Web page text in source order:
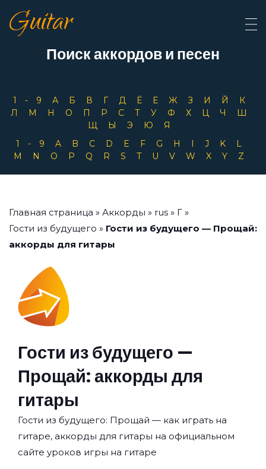
Guitar
Поиск аккордов и песен
1-9 А Б В Г Д Ё Е Ж З И Й
К
Л
М Н О П Р С Т У Ф Х Ц Ч
Ш
Щ
Ы Э Ю
Я
1-9
A B C D E F G H I J K
L
M
N O P Q R S T U V W X Y Z
Главная страница » Аккорды » rus » Г »
Гости из будущего » Гости из будущего — Прощай:
аккорды для гитары
Гости из будущего —
Прощай: аккорды для
гитары
Гости из будущего: Прощай — как играть на
гитаре, аккорды для гитары на официальном
сайте уроков игры на гитаре